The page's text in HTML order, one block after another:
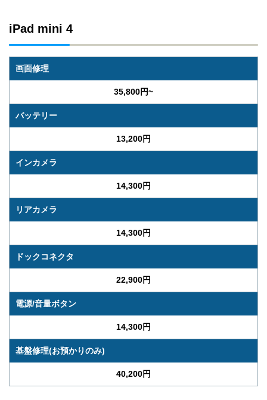
iPad mini 4
画面修理
35,800円~
バッテリー
13,200円
インカメラ
14,300円
リアカメラ
14,300円
ドックコネクタ
22,900円
電源/音量ボタン
14,300円
基盤修理(お預かりのみ)
40,200円